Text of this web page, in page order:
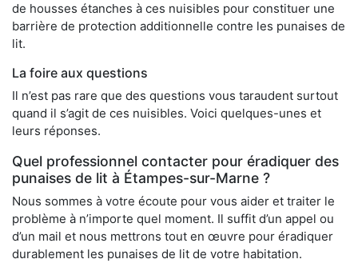
de housses étanches à ces nuisibles pour constituer une
barrière de protection additionnelle contre les punaises de
lit.
La foire aux questions
Il n’est pas rare que des questions vous taraudent surtout
quand il s’agit de ces nuisibles. Voici quelques-unes et
leurs réponses.
Quel professionnel contacter pour éradiquer des
punaises de lit à Étampes-sur-Marne ?
Nous sommes à votre écoute pour vous aider et traiter le
problème à n’importe quel moment. Il suffit d’un appel ou
d’un mail et nous mettrons tout en œuvre pour éradiquer
durablement les punaises de lit de votre habitation.